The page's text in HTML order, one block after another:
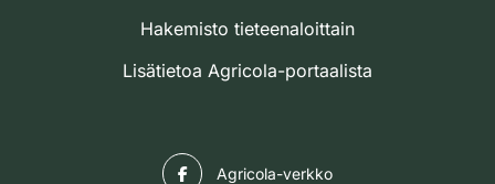
Hakemisto tieteenaloittain
Lisätietoa Agricola-portaalista
Agricola-verkko